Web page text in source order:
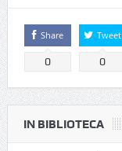
Share
0
Tweet
0
IN BIBLIOTECA